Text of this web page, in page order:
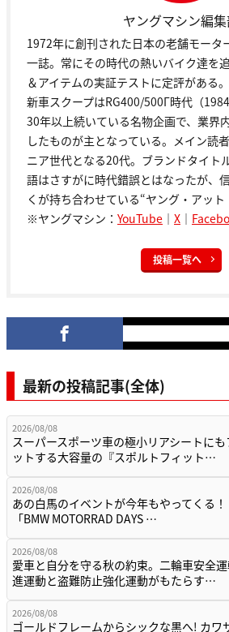
ヤングマシン編
1972年に創刊された日本の老舗モータ
一誌。常にその時代の熱いバイク達を
＆アイテムの実証テストに定評がある
新車スクープはRG400/500Γ時代（
30年以上続いている名物企画で、業界
したものが主となっている。メイン読
ニア世代となる20代。ブランドタイト
語はさすがに時代錯誤とはなったが、
くが持ち合わせている“ヤング・アット
※ヤングマシン： YouTube ｜ X ｜
投稿一覧へ
最新の投稿記事(全体)
2026/08/08
スーパースポーツ車の極小リアシートにも
ットする大容量の『スポルトフィット…
2026/08/08
あの白馬のイベントが今年もやってくる！
「BMW MOTORRAD DAYS …
2026/08/08
愛車と自分を守る秋の約束。二輪車安全
進運動と盗難防止強化運動がもたらす…
2026/08/08
ゴールドフレームからシックな黒へ! カワ